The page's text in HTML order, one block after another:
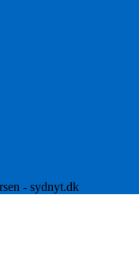
- sydnyt.dk